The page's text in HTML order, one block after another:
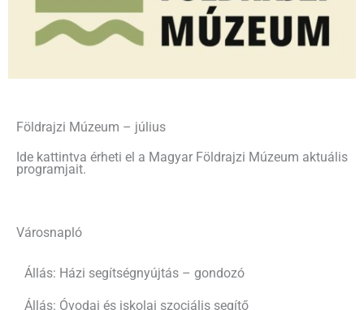
Földrajzi Múzeum – július
Ide kattintva érheti el a Magyar Földrajzi Múzeum aktuális
programjait.
Városnapló
Állás: Házi segítségnyújtás – gondozó
Állás: Óvodai és iskolai szociális segítő